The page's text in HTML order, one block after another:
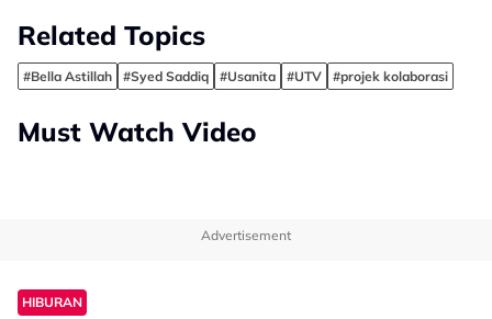
Related Topics
#Bella Astillah #Syed Saddiq #Usanita #UTV #projek kolaborasi
Must Watch Video
Advertisement
HIBURAN